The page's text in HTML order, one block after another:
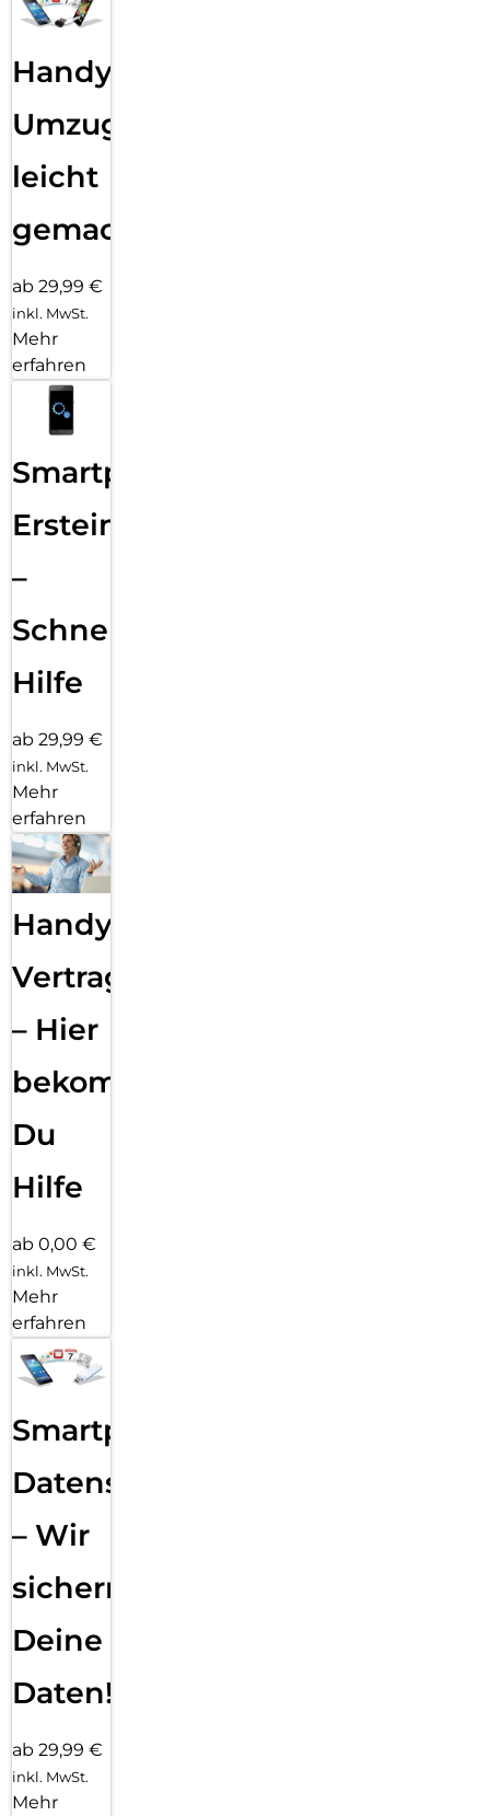
Handy
Umzug
leicht
gemacht!
ab 29,99 €
inkl. MwSt.
Mehr
erfahren
Smartphone
Ersteinrichtung
–
Schnelle
Hilfe
ab 29,99 €
inkl. MwSt.
Mehr
erfahren
Handy
Vertragsabwicklung
– Hier
bekommst
Du
Hilfe
ab 0,00 €
inkl. MwSt.
Mehr
erfahren
Smartphone
Datensicherung
– Wir
sichern
Deine
Daten!
ab 29,99 €
inkl. MwSt.
Mehr